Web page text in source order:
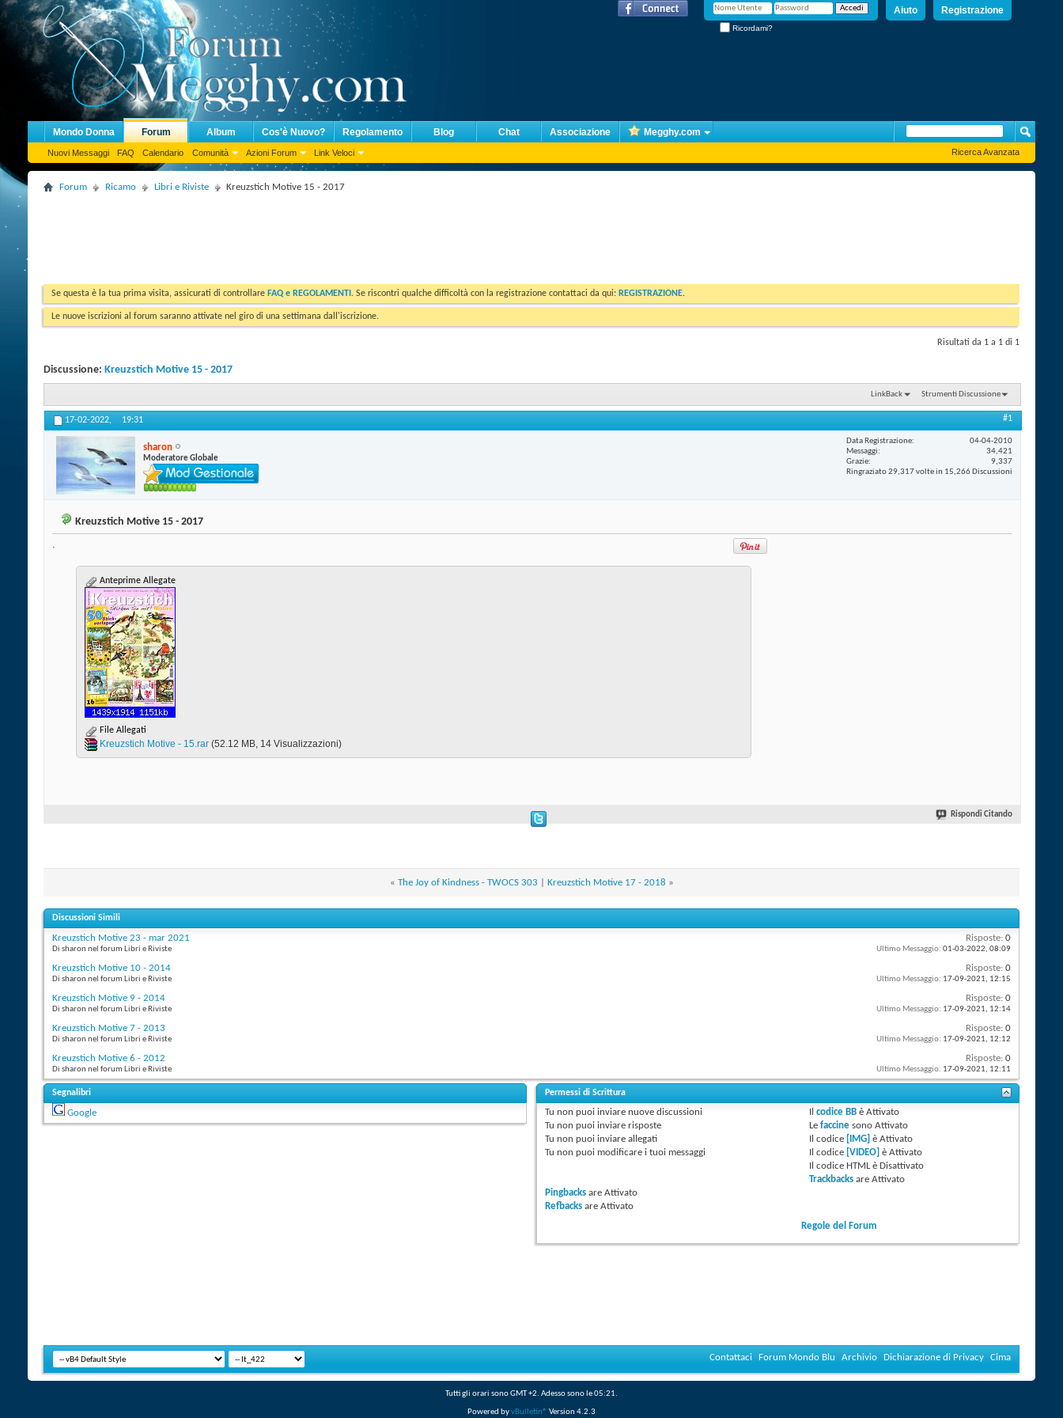
Registrazione
Aiuto
Ricordami?
Mondo Donna Forum
Nuovi Messaggi FAQ Calendario Comunità Azioni Forum Link Veloci
Album Cos'è Nuovo? Regolamento Blog Chat Associazione Megghy.com
Ricerca Avanzata
Forum Ricamo Libri e Riviste Kreuzstich Motive 15 - 2017
Se questa è la tua prima visita, assicurati di controllare FAQ e REGOLAMENTI . Se riscontri qualche difficoltà con la registrazione contattaci da qui: REGISTRAZIONE.
Le nuove iscrizioni al forum saranno attivate nel giro di una settimana dall'iscrizione.
Risultati da 1 a 1 di 1
Discussione: Kreuzstich Motive 15 - 2017
LinkBack Strumenti Discussione
17-02-2022, 19:31 #1
sharon
Moderatore Globale
Data Registrazione
04-04-2010
Messaggi
34,421
Grazie
9,337
Ringraziato 29,317 volte in 15,266 Discussioni
Kreuzstich Motive 15 - 2017
.
Anteprime Allegate
File Allegati
Kreuzstich Motive - 15.rar‎ (52.12 MB, 14 Visualizzazioni)
Rispondi Citando
« The Joy of Kindness - TWOCS 303 Kreuzstich Motive 17 - 2018 »
Discussioni Simili
Kreuzstich Motive 23 - mar 2021
Di sharon nel forum Libri e Riviste
Risposte: 0
Ultimo Messaggio: 01-03-2022, 08:09
Kreuzstich Motive 10 - 2014
Di sharon nel forum Libri e Riviste
Risposte: 0
Ultimo Messaggio: 17-09-2021, 12:15
Kreuzstich Motive 9 - 2014
Di sharon nel forum Libri e Riviste
Risposte: 0
Ultimo Messaggio: 17-09-2021, 12:14
Kreuzstich Motive 7 - 2013
Di sharon nel forum Libri e Riviste
Risposte: 0
Ultimo Messaggio: 17-09-2021, 12:12
Kreuzstich Motive 6 - 2012
Di sharon nel forum Libri e Riviste
Risposte: 0
Ultimo Messaggio: 17-09-2021, 12:11
Segnalibri
Google
Permessi di Scrittura
Tu non puoi inviare nuove discussioni
Tu non puoi inviare risposte
Tu non puoi inviare allegati
Tu non puoi modificare i tuoi messaggi
Ilcodice BB èAttivato
Lefaccine sonoAttivato
Il codice
[IMG] èAttivato
Il codice [VIDEO] èAttivato
Il codice HTML è Disattivato
Trackbacks areAttivato
Pingbacks areAttivato
Refbacks areAttivato
Regole del Forum
Contattaci Forum Mondo Blu Archivio Dichiarazione di Privacy Cima
Tutti gli orari sono GMT +2. Adesso sono le05:21.
Powered byvBulletin® Version 4.2.3